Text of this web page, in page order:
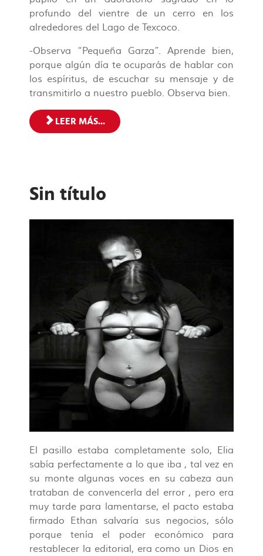
profundo del vientre de un cerro en los
alrededores del Lago de Texcoco.
-Observa “Pequeña Garza”. Aprende bien,
porque algún día te ocuparás de hablar con
los espíritus, de escuchar su mensaje y de
transmitirlo a nuestro pueblo. Observa bien.
LEER MÁS...
Sin título
El pasillo estaba completamente solo, Elia
sabía perfectamente a lo que iba , tal vez en
su monte algunas voces en su cabeza aun
trataban de convencerla del error , pero era
muy tarde para lamentarse, el pacto estaba
firmado Ethan salvaría sus negocios, sólo
porque tenía el poder económico para
restablecer la editorial, era como un Dios en